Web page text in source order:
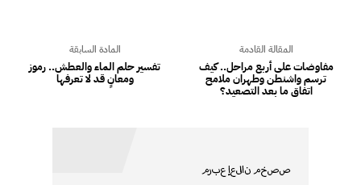
المادة السابقة
تفسير حلم الماء والعطش.. رموز
ومعانٍ قد لا تعرفها
المقالة القادمة
مفاوضات على أربع مراحل.. كيف
ترسم واشنطن وطهران ملامح
اتفاق ما بعد التصعيد؟